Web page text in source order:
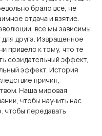
брало все, не
отдача и взятие.
все мы зависимы
для друга. Извращенное
привело к тому, что те
созидательный эффект,
эффект. История
причин,
Наша мировая
чтобы научить нас
чтобы передавать